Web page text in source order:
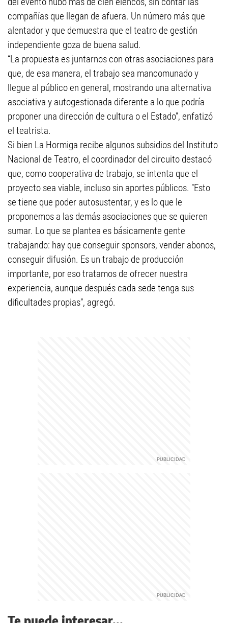
compañías que llegan de afuera. Un número más que
alentador y que demuestra que el teatro de gestión
independiente goza de buena salud.
“La propuesta es juntarnos con otras asociaciones para
que, de esa manera, el trabajo sea mancomunado y
llegue al público en general, mostrando una alternativa
asociativa y autogestionada diferente a lo que podría
proponer una dirección de cultura o el Estado”, enfatizó
el teatrista.
Si bien La Hormiga recibe algunos subsidios del Instituto
Nacional de Teatro, el coordinador del circuito destacó
que, como cooperativa de trabajo, se intenta que el
proyecto sea viable, incluso sin aportes públicos. “Esto
se tiene que poder autosustentar, y es lo que le
proponemos a las demás asociaciones que se quieren
sumar. Lo que se plantea es básicamente gente
trabajando: hay que conseguir sponsors, vender abonos,
conseguir difusión. Es un trabajo de producción
importante, por eso tratamos de ofrecer nuestra
experiencia, aunque después cada sede tenga sus
dificultades propias”, agregó.